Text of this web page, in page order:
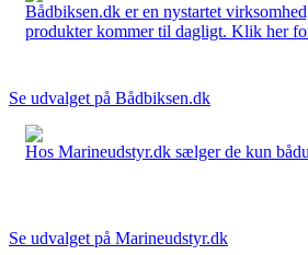
Bådbiksen.dk er en nystartet
produkter kommer til dagligt. Klik her
Se udvalget på Bådbiksen.dk
Hos Marineudstyr.dk sælger de kun
Se udvalget på Marineudstyr.dk